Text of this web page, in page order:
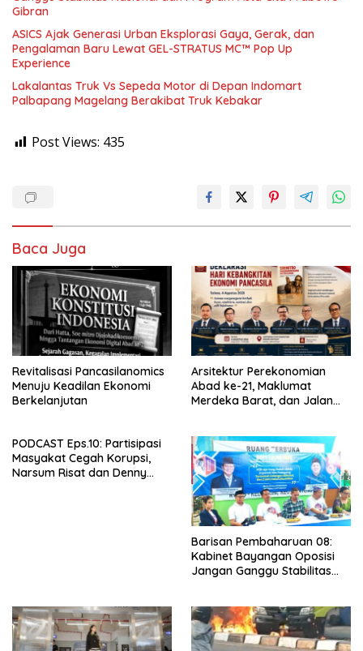
Gibran
ASICS Ajak Generasi Urban Eksplorasi Gaya, Gerak, dan
Pengalaman Baru Lewat GEL-STRATUS MC™ Pop Up
Experience
Lakalantas Truk Vs Sepeda Motor di Depan Indomart
Palbapang Magelang Berakibat Truk Kebakar
Post Views: 435
Baca Juga
Revitalisasi Pancasilanomics
Menuju Keadilan Ekonomi
Berkelanjutan
Arsitektur Perekonomian
Abad ke-21, Maklumat
Merdeka Barat, dan Jalan
PODCAST Eps.10: Partisipasi
Masyakat Cegah Korupsi,
Narsum Risat dan Denny
Barisan Pembaharuan 08:
Kabinet Bayangan Oposisi
Jangan Ganggu Stabilitas